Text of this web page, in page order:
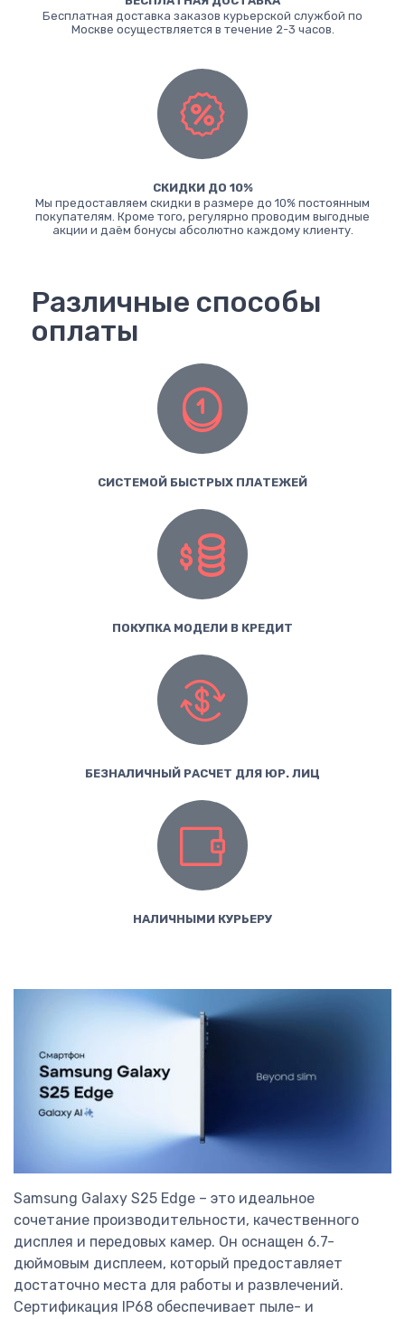
Бесплатная доставка заказов курьерской службой по
Москве осуществляется в течение 2-3 часов.
СКИДКИ ДО 10%
Мы предоставляем скидки в размере до 10% постоянным
покупателям. Кроме того, регулярно проводим выгодные
акции и даём бонусы абсолютно каждому клиенту.
Различные способы
оплаты
СИСТЕМОЙ БЫСТРЫХ ПЛАТЕЖЕЙ
ПОКУПКА МОДЕЛИ В КРЕДИТ
БЕЗНАЛИЧНЫЙ РАСЧЕТ ДЛЯ ЮР. ЛИЦ
НАЛИЧНЫМИ КУРЬЕРУ
Samsung Galaxy S25 Edge – это идеальное
сочетание производительности, качественного
дисплея и передовых камер. Он оснащен 6.7-
дюймовым дисплеем, который предоставляет
достаточно места для работы и развлечений.
Сертификация IP68 обеспечивает пыле- и